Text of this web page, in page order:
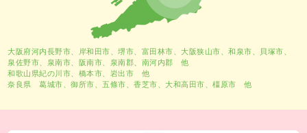
大阪府河内長野市、 岸和田市、堺市、富田林市、大阪狭山市、和泉市、貝塚市、
泉佐野市、泉南市、阪南市、泉南郡、南河内郡 他
和歌山県紀の川市、橋本市、岩出市 他
奈良県 葛城市、御所市、五條市、香芝市、大和高田市、橿原市 他